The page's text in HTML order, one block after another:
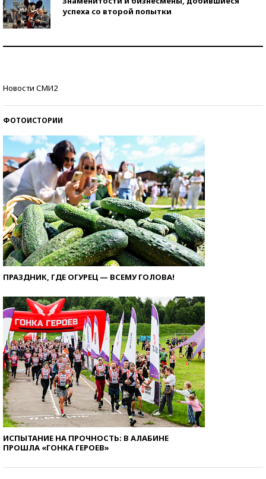
успеха со второй попытки
Новости СМИ2
ФОТОИСТОРИИ
ПРАЗДНИК, ГДЕ ОГУРЕЦ — ВСЕМУ ГОЛОВА!
ИСПЫТАНИЕ НА ПРОЧНОСТЬ: В АЛАБИНЕ
ПРОШЛА «ГОНКА ГЕРОЕВ»